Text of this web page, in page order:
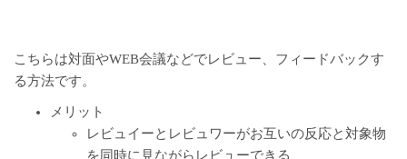
こちらは対面やWEB会議などでレビュー、フィードバックす
る方法です。
メリット
レビュイーとレビュワーがお互いの反応と対象物
を同時に見ながらレビューできる